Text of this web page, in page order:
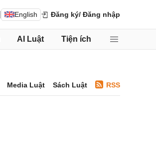
English Đăng ký/ Đăng nhập
AI Luật Tiện ích
Media Luật Sách Luật RSS